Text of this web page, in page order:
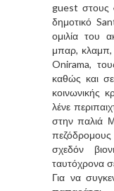
guest στους
δημοτικό
ομιλία του
μπαρ, κλαμπ,
Onirama,
καθώς και
κοινωνικής
λένε
στην παλιά
σχεδόν
ταυτόχρονα
Για να